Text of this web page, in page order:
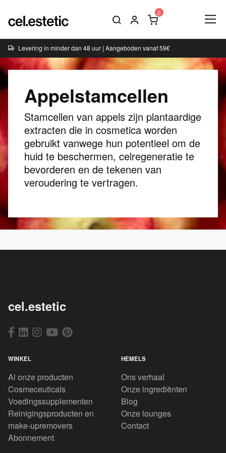
Levering in minder dan 48 uur | Aangeboden vanaf 59€
Appelstamcellen
Stamcellen van appels zijn plantaardige
extracten die in cosmetica worden
gebruikt vanwege hun potentieel om de
huid te beschermen, celregeneratie te
bevorderen en de tekenen van
veroudering te vertragen.
cel.estetic
WINKEL
Al onze producten
Cosmeceuticals
Voedingssupplementen
Reinigingsproducten en
make-upremovers
Abonnement
HEMELS
Ons verhaal
Onze ingrediënten
Blog
Onze lounges
Contact